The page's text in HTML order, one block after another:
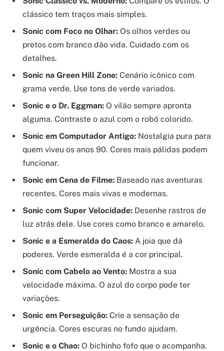
clássico tem traços mais simples.
Sonic com Foco no Olhar: Os olhos verdes ou
pretos com branco dão vida. Cuidado com os
detalhes.
Sonic na Green Hill Zone: Cenário icônico com
grama verde. Use tons de verde variados.
Sonic e o Dr. Eggman: O vilão sempre apronta
alguma. Contraste o azul com o robô colorido.
Sonic em Computador Antigo: Nostalgia pura para
quem viveu os anos 90. Cores mais pálidas podem
funcionar.
Sonic em Cena de Filme: Baseado nas aventuras
recentes. Cores mais vivas e modernas.
Sonic com Super Velocidade: Desenhe rastros de
luz atrás dele. Use cores como branco e amarelo.
Sonic e a Esmeralda do Caos: A joia que dá
poderes. Verde esmeralda é a cor principal.
Sonic com Cabelo ao Vento: Mostra a sua
velocidade máxima. O azul do corpo pode ter
variações.
Sonic em Perseguição: Crie a sensação de
urgência. Cores escuras no fundo ajudam.
Sonic e o Chao: O bichinho fofo que o acompanha.